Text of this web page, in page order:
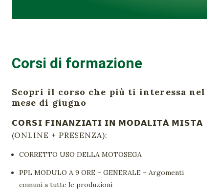
Corsi di formazione
Scopri il corso che più ti interessa nel
mese di giugno
𝗖𝗢𝗥𝗦𝗜 𝗙𝗜𝗡𝗔𝗡𝗭𝗜𝗔𝗧𝗜 𝗜𝗡 𝗠𝗢𝗗𝗔𝗟𝗜𝗧𝗔̀ 𝗠𝗜𝗦𝗧𝗔
(ONLINE + PRESENZA):
CORRETTO USO DELLA MOTOSEGA
PPL MODULO A 9 ORE – GENERALE – Argomenti
comuni a tutte le produzioni